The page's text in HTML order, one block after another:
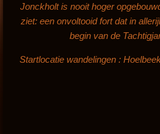
Jonckholt is nooit hoger
ziet: een onvoltooid fort dat in
begin van de
Startlocatie wandelingen :